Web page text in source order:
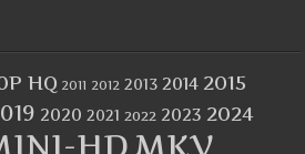
HQ 2011 2012 2013 2014 2015
2020 2021 2022 2023 2024
HD MKV